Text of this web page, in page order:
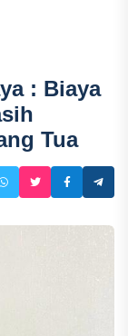
: Biaya
Tua